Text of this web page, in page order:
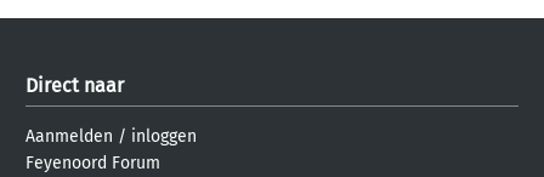
Direct naar
Aanmelden / inloggen
Feyenoord Forum